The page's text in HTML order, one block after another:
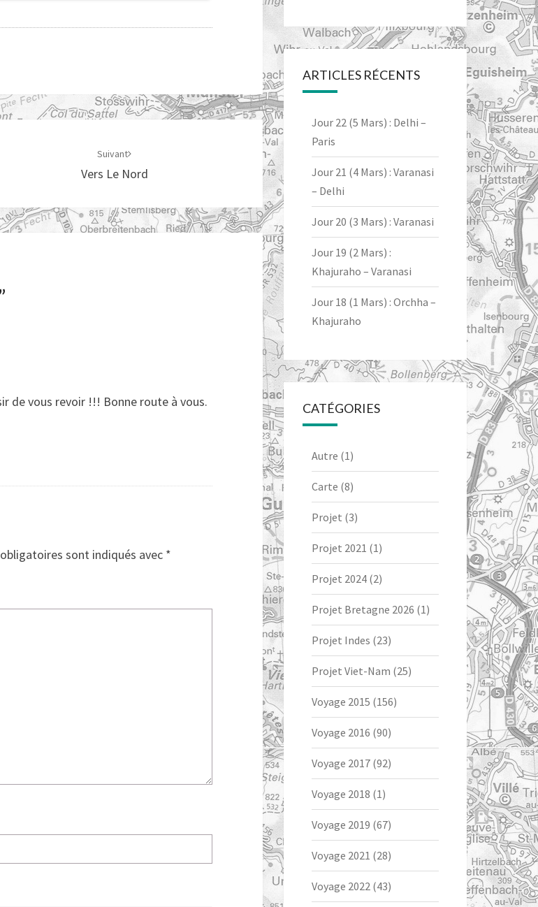
Suivant
Vers Le Nord
de vous revoir !!! Bonne route à vous.
sont indiqués avec *
ARTICLES RÉCENTS
Jour 22 (5 Mars) : Delhi –
Paris
Jour 21 (4 Mars) : Varanasi
– Delhi
Jour 20 (3 Mars) : Varanasi
Jour 19 (2 Mars) :
Khajuraho – Varanasi
Jour 18 (1 Mars) : Orchha –
Khajuraho
CATÉGORIES
Autre (1)
Carte (8)
Projet (3)
Projet 2021 (1)
Projet 2024(2)
Projet Bretagne 2026 (1)
Projet Indes (23)
Projet Viet-Nam (25)
Voyage 2015 (156)
Voyage 2016 (90)
Voyage 2017(92)
Voyage 2018 (1)
Voyage 2019 (67)
Voyage 2021 (28)
Voyage 2022(43)